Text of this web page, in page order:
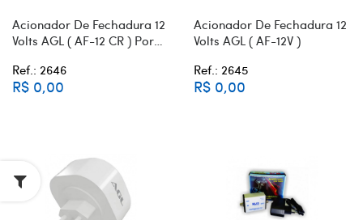
Acionador De Fechadura 12
Volts AGL ( AF-12 CR ) Por
Ref.: 2646
R$ 0,00
Acionador De Fechadura 12
Volts AGL ( AF-12V )
Ref.: 2645
R$ 0,00